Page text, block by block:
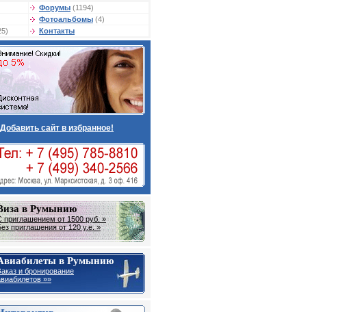
Форумы (1194)
Фотоальбомы (4)
Контакты
Добавить сайт в избранное!
в Румынию
приглашением от 1500 руб. »
приглашения от 120 у.е. »
в Румынию
и бронирование
»»